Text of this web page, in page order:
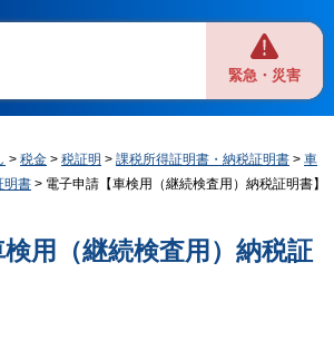
緊急・災害
>税金 >税証明 >課税所得証明書・納税証明書 >車
明書 > 電子申請【車検用（継続検査用）納税証明書】
用（継続検査用）納税証